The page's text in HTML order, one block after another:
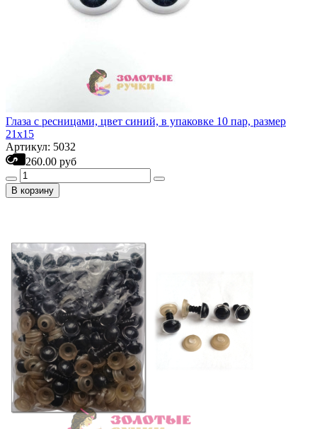
Глаза с ресницами, цвет синий, в упаковке 10 пар, размер
21х15
Артикул: 5032
260.00 руб
В корзину